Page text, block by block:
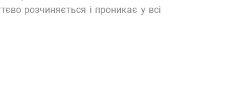
розчиняється і проникає у всі